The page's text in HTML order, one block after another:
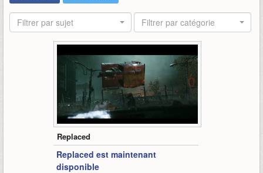
Filtrer par sujet Filtrer par catégorie
Replaced
Replaced est maintenant
disponible